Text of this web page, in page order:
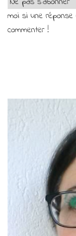
moi si une
commenter !